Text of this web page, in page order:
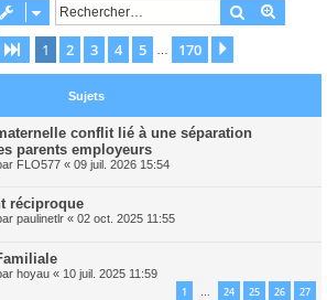
Rechercher
Page 1sur170
1 2 3 4 5 170
Sujets
conflit lié à une séparation
parents employeurs
FLO577 « 09 juil. 2026 15:54
réciproque
paulinetlr « 02 oct. 2025 11:55
hoyau « 10 juil. 2025 11:59
1 … 24 25 26 27